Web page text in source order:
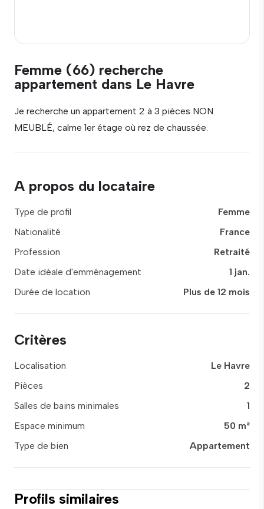
Femme (66) recherche
appartement dans Le Havre
Je recherche un appartement 2 à 3 pièces NON
MEUBLÉ, calme 1er étage où rez de chaussée.
A propos du locataire
Type de profil
Femme
Nationalité
France
Profession
Retraité
Date idéale d'emménagement
1 jan.
Durée de location
Plus de 12 mois
Critères
Localisation
Le Havre
Pièces
2
Salles de bains minimales
1
Espace minimum
50 m²
Type de bien
Appartement
Profils similaires